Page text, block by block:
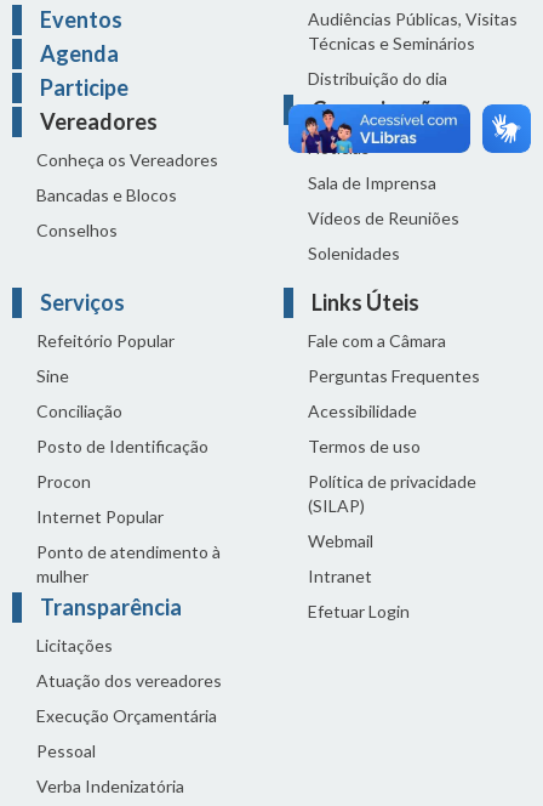
Eventos
Agenda
Participe
Vereadores
Conheça os Vereadores
Bancadas e Blocos
Conselhos
Audiências Públicas, Visitas
Técnicas e Seminários
Distribuição do dia
Comunicação
Notícias
Sala de Imprensa
Vídeos de Reuniões
Solenidades
Serviços
Refeitório Popular
Sine
Conciliação
Posto de Identificação
Procon
Internet Popular
Ponto de atendimento à
mulher
Transparência
Licitações
Atuação dos vereadores
Execução Orçamentária
Pessoal
Verba Indenizatória
Links Úteis
Fale com a Câmara
Perguntas Frequentes
Acessibilidade
Termos de uso
Política de privacidade
(SILAP)
Webmail
Intranet
Efetuar Login